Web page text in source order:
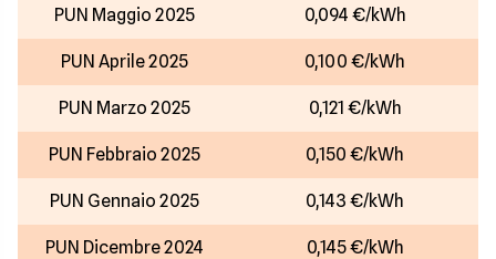
PUN Maggio 2025 0,094 €/kWh
PUN Aprile 2025 0,100 €/kWh
PUN Marzo 2025 0,121 €/kWh
PUN Febbraio 2025 0,150 €/kWh
PUN Gennaio 2025 0,143 €/kWh
PUN Dicembre 2024 0,145 €/kWh